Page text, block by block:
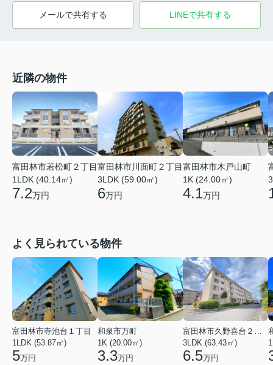
メールで共有する LINEで共有する
近隣の物件
富田林市若松町２丁目
1LDK (40.14㎡)
7.2万円
富田林市川面町２丁目
3LDK (59.00㎡)
6万円
富田林市木戸山町
1K (24.00㎡)
4.1万円
よく見られている物件
富田林市寺池台１丁目
1LDK (53.87㎡)
5万円
和泉市万町
1K (20.00㎡)
3.3万円
富田林市久野喜台２丁目
3LDK (63.43㎡)
6.5万円